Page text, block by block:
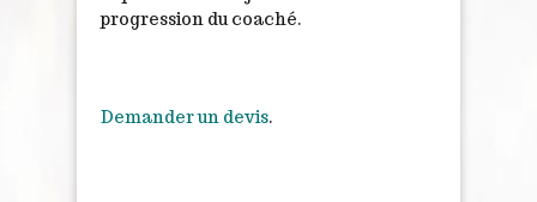
progression du coaché.
Demander un devis.